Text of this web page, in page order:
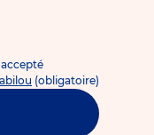
(obligatoire)